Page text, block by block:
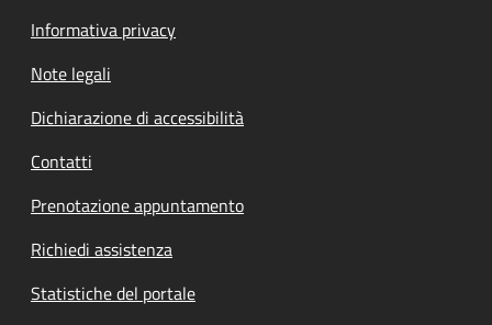
Informativa privacy
Note legali
Dichiarazione di accessibilità
Contatti
Prenotazione appuntamento
Richiedi assistenza
Statistiche del portale